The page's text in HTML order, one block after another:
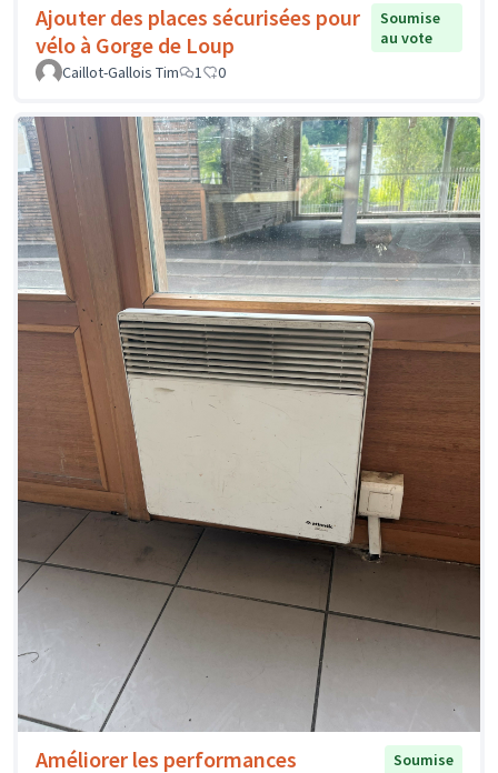
Ajouter des places sécurisées pour
vélo à Gorge de Loup
Soumise
au vote
Caillot-Gallois Tim
1 0
Améliorer les performances
Soumise